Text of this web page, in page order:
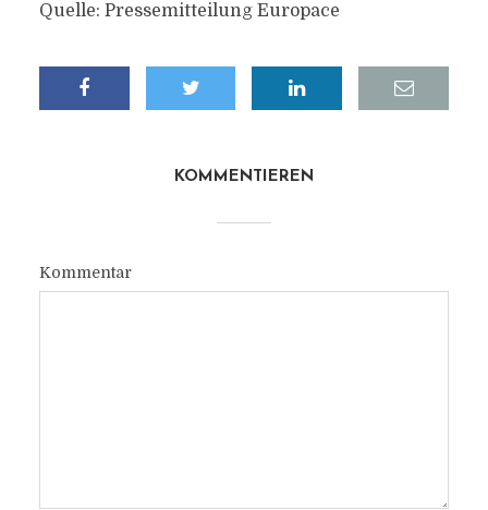
Quelle: Pressemitteilung Europace
KOMMENTIEREN
Kommentar